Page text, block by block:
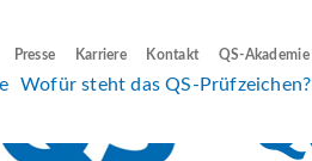
Presse Karriere Kontakt QS-Akademie
Wofür steht das QS-Prüfzeichen?